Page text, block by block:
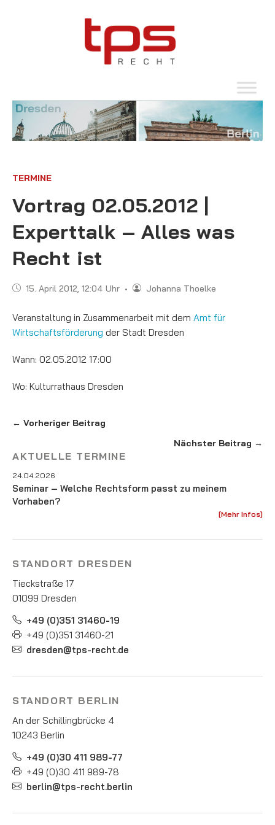
TERMINE
Vortrag 02.05.2012 |
Experttalk – Alles was
Recht ist
15. April 2012, 12:04 Uhr • Johanna Thoelke
Veranstaltung in Zusammenarbeit mit dem Amt für
Wirtschaftsförderung der Stadt Dresden
Wann: 02.05.2012 17:00
Wo: Kulturrathaus Dresden
← Vorheriger Beitrag
Nächster Beitrag →
AKTUELLE TERMINE
24.04.2026
Seminar – Welche Rechtsform passt zu meinem
Vorhaben?
[Mehr Infos]
STANDORT DRESDEN
Tieckstraße 17
01099 Dresden
+49 (0)351 31460-19
+49 (0)351 31460-21
dresden@tps-recht.de
STANDORT BERLIN
An der Schillingbrücke 4
10243 Berlin
+49 (0)30 411 989-77
+49 (0)30 411 989-78
berlin@tps-recht.berlin